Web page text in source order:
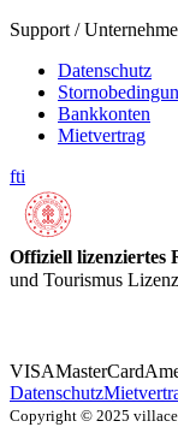
Support /
Datenschutz
Bankkonten
Mietvertrag
fti
Offiziell lizenziertes
und Tourismus
VISAMasterCard
Datenschutz
Copyright © 2025